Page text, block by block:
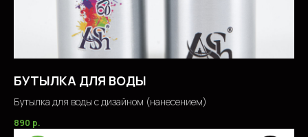
БУТЫЛКА ДЛЯ ВОДЫ
Бутылка для воды с дизайном (нанесением)
890 р.